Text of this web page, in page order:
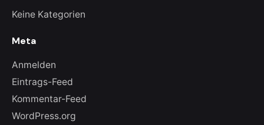
Keine Kategorien
Meta
Anmelden
Eintrags-Feed
Kommentar-Feed
WordPress.org